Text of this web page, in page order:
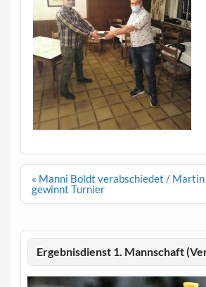
Beitragsnavigation
« Manni Boldt verabschiedet /
gewinnt Turnier
Ergebnisdienst 1. Mannschaft